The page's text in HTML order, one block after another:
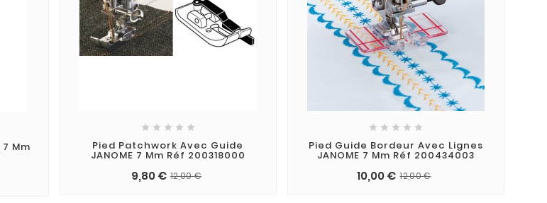
Mm
    
Pied Patchwork Avec Guide
JANOME 7 Mm Réf 200318000
9,80 € 12,00 €
    
Pied Guide Bordeur Avec Lignes
JANOME 7 Mm Réf 200434003
10,00 € 12,00 €